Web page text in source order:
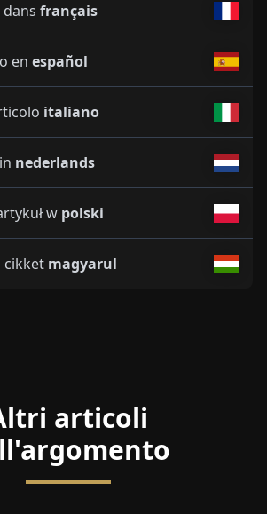
français
en español
italiano
nederlands
w polski
cikket magyarul
articoli